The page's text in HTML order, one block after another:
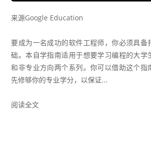
来源Google Education
要成为一名成功的软件工程师，你必须具备
础。本自学指南适用于想要学习编程的大学
和非专业方向两个系列。你可以借助这个指
先修够你的专业学分，以保证...
阅读全文